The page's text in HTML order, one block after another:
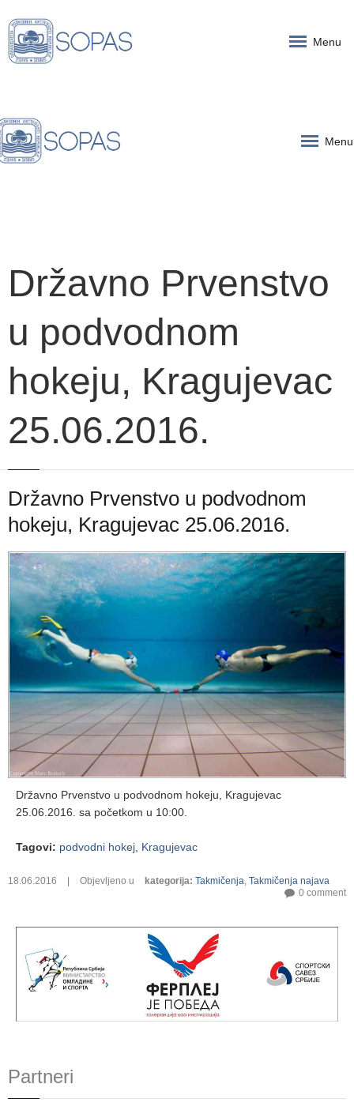
Menu
Menu
Državno Prvenstvo
u podvodnom
hokeju, Kragujevac
25.06.2016.
Državno Prvenstvo u podvodnom
hokeju, Kragujevac 25.06.2016.
Državno Prvenstvo u podvodnom hokeju, Kragujevac
25.06.2016. sa početkom u 10:00.
Tagovi: podvodni hokej Kragujevac
18.06.2016 | Objevljeno u kategorija: Takmičenja Takmičenja najava
0 comment
Partneri